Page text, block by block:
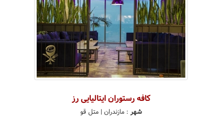
کافه رستوران ایتالیایی رز
شهر : مازندران | متل قو